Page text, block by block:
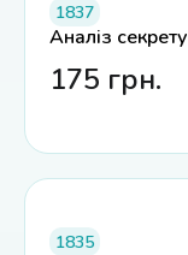
1837
Аналіз
175 грн.
1835